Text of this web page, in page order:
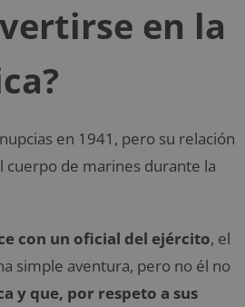
en la
en 1941, pero su relación
cuerpo de marines durante la
con un oficial del ejército, el
simple aventura, pero no él no
y que, por respeto a sus